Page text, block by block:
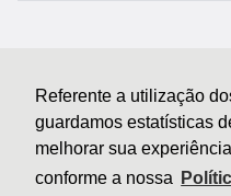
Referente a utilização
guardamos estatísticas
melhorar sua
conforme a nossa
Veja todos os serviços
Precisa